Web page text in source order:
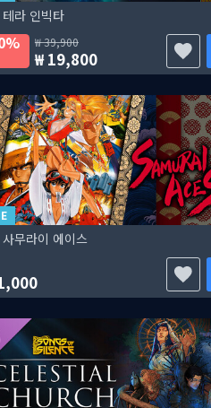
테라 인빅타
39,900
19,800
사무라이 에이스